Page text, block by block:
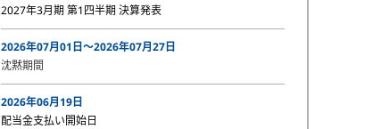
2027年3月期 第1四半期 決算発表
2026年07月01日〜2026年07月27日
沈黙期間
2026年06月19日
配当金支払い開始日